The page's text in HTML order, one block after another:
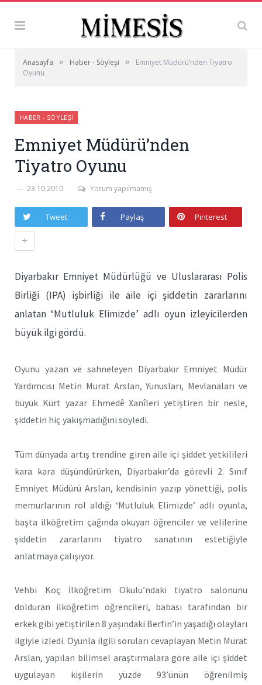
Anasayfa » Haber - Söyleşi »
Emniyet Müdürü’nden Tiyatro
Oyunu
HABER - SÖYLEŞI
Emniyet Müdürü’nden
Tiyatro Oyunu
23.10.2010 Yorum yapılmamış
Tweet Paylaş Pinterest
+
Diyarbakır Emniyet Müdürlüğü ve Uluslararası Polis
Birliği (IPA) işbirliği ile aile içi şiddetin zararlarını
anlatan ‘Mutluluk Elimizde’ adlı oyun izleyicilerden
büyük ilgi gördü.
Oyunu yazan ve sahneleyen Diyarbakır Emniyet Müdür
Yardımcısı Metin Murat Arslan, Yunusları, Mevlanaları ve
büyük Kürt yazar Ehmedê Xanîleri yetiştiren bir nesle,
şiddetin hiç yakışmadığını söyledi.
Tüm dünyada artış trendine giren aile içi şiddet yetkilileri
kara kara düşündürürken, Diyarbakır’da görevli 2. Sınıf
Emniyet Müdürü Arslan, kendisinin yazıp yönettiği, polis
memurlarının rol aldığı ‘Mutluluk Elimizde’ adlı oyunla,
başta ilköğretim çağında okuyan öğrenciler ve velilerine
şiddetin zararlarını tiyatro sanatının estetiğiyle
anlatmaya çalışıyor.
Vehbi Koç İlköğretim Okulu’ndaki tiyatro salonunu
dolduran ilköğretim öğrencileri, babası tarafından bir
erkek gibi yetiştirilen 8 yaşındaki Berfin’in yaşadığı olayları
ilgiyle izledi. Oyunla ilgili soruları cevaplayan Metin Murat
Arslan, yapılan bilimsel araştırmalara göre aile içi şiddet
uygulayan kişilerin yüzde 93’ünün öğrenilmiş